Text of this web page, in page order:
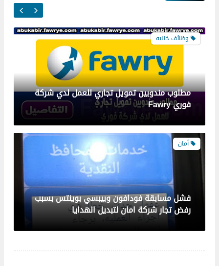
مطلوب مندوبين تمويل تجاري للعمل لدي شركة
فشل مسابقة فودافون وبيبسي بوينتس بسبب
رفض تجار شركة امان لتبديل الهدايا
اشتراكات واعلانات
مسابقة فودافون وبيبسي كل لما تشحن هيجليك
دقايق وبيبسي بوينتس ليك ولكل فريقك